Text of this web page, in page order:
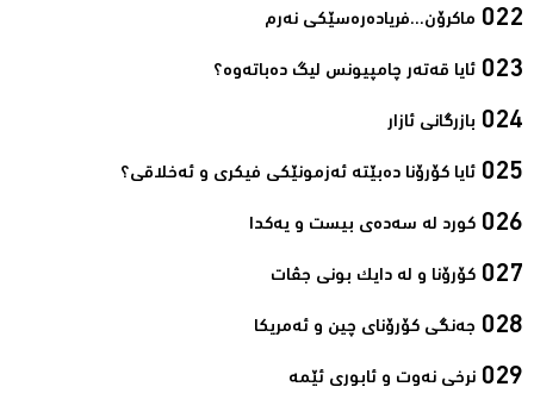
ماکرۆن...فریادەرەسێکی نەرم‌
ئایا قەتەر چامپیونس لیگ دەباتەوە؟‌
بازرگانی ئازار‌
ئایا کۆرۆنا دەبێتە ئەزمونێکی فیکری و ئەخلاقی؟‌
کورد لە سەدەی بیست و یەکدا‌
کۆرۆنا و لە دایک بونی جڤات‌
جەنگی کۆرۆنای چین و ئەمریکا‌
نرخی نەوت و ئابوری ئێمە‌